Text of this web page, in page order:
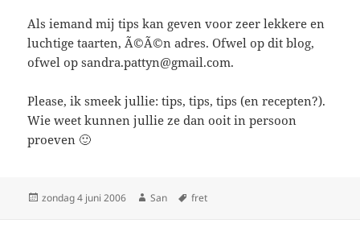
Als iemand mij tips kan geven voor zeer lekkere en
luchtige taarten, Ã©Ã©n adres. Ofwel op dit blog,
ofwel op sandra.pattyn@gmail.com.
Please, ik smeek jullie: tips, tips, tips (en recepten?).
Wie weet kunnen jullie ze dan ooit in persoon
proeven 🙂
Geplaatst
zondag 4 juni 2006 Auteur
San Tags
fret